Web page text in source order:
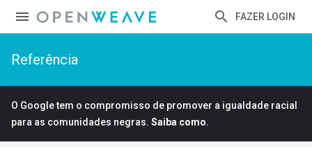
FAZER LOGIN
Referência
O Google tem o compromisso de promover a igualdade racial
para as comunidades negras. Saiba como.